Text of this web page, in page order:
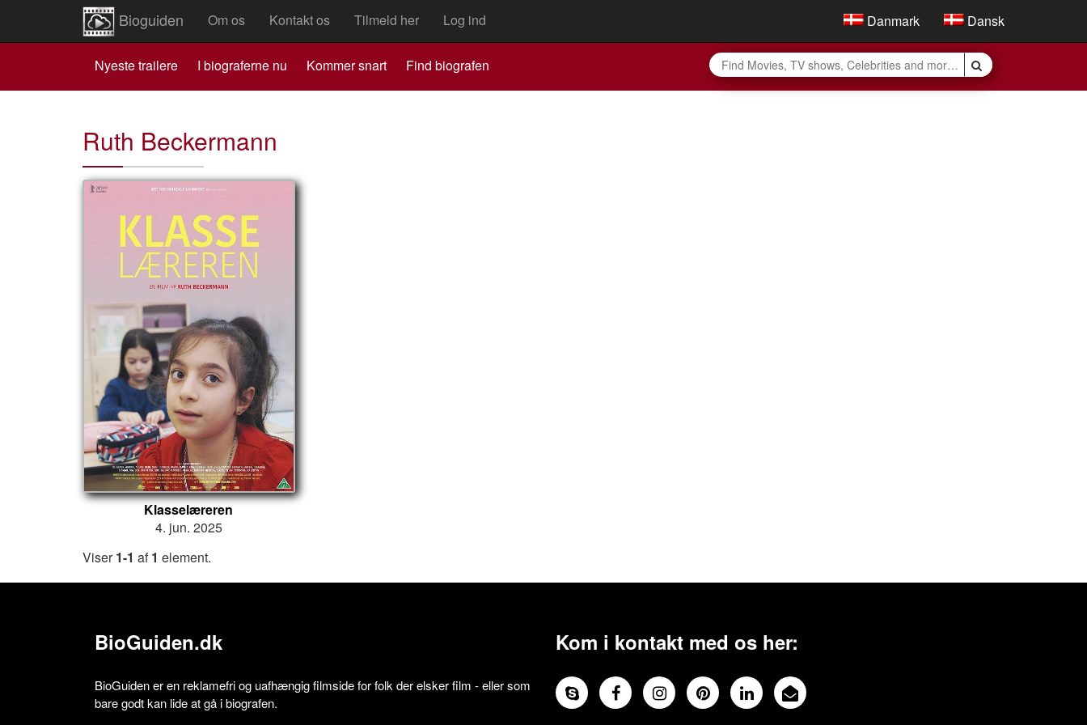
Bioguiden Om os Kontakt os Tilmeld her Log ind Danmark Dansk
Nyeste trailere I biograferne nu Kommer snart Find biografen
Ruth Beckermann
Klasselæreren
4. jun. 2025
Viser1-1 af1 element.
BioGuiden.dk
BioGuiden er en reklamefri og uafhængig filmside for folk der elsker film - eller som
bare godt kan lide at gå i biografen.
Kom i kontakt med os her: